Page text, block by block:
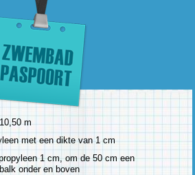
m
met een dikte van 1 cm
1 cm, om de 50 cm een
onder en boven